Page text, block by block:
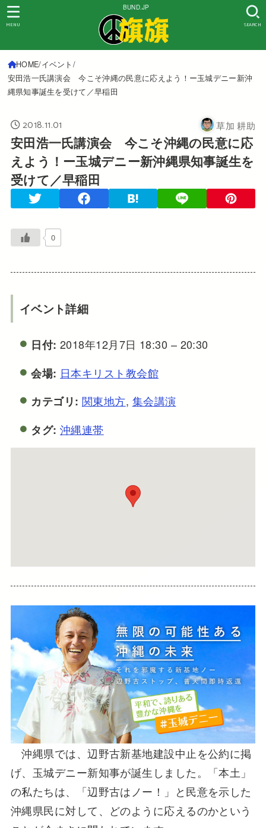
BUND.JP
SEARCH
MENU
HOME イベント
安田浩一氏講演会 今こそ沖縄の民意に応えよう！ー玉城デニー新沖
縄県知事誕生を受けて／早稲田
2018.11.01 草加 耕助
安田浩一氏講演会 今こそ沖縄の民意に応
えよう！ー玉城デニー新沖縄県知事誕生を
受けて／早稲田
0
イベント詳細
日付: 2018年12月7日 18:30 – 20:30
会場: 日本キリスト教会館
カテゴリ: 関東地方, 集会講演
タグ: 沖縄連帯
沖縄県では、辺野古新基地建設中止を公約に掲
げ、玉城デニー新知事が誕生しました。「本土」
の私たちは、「辺野古はノー！」と民意を示した
沖縄県民に対して、どのように応えるのかという